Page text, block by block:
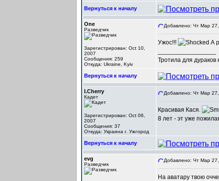
Вернуться к началу
One
Разведчик
Зарегистрирован: Oct 10,
2007
Сообщения: 259
Откуда: Ukraine, Kyiv
Добавлено: Чт Мар
Ужос!!!
А
Тротила для
Вернуться к началу
I.Cherry
Кадет
Зарегистрирован: Oct 06,
2007
Сообщения: 37
Откуда: Украина г. Ужгород
Добавлено: Чт Мар
Красивая Кася.
8 лет - эт уже
Вернуться к началу
evg
Разведчик
Добавлено: Чт Мар
На аватару твою